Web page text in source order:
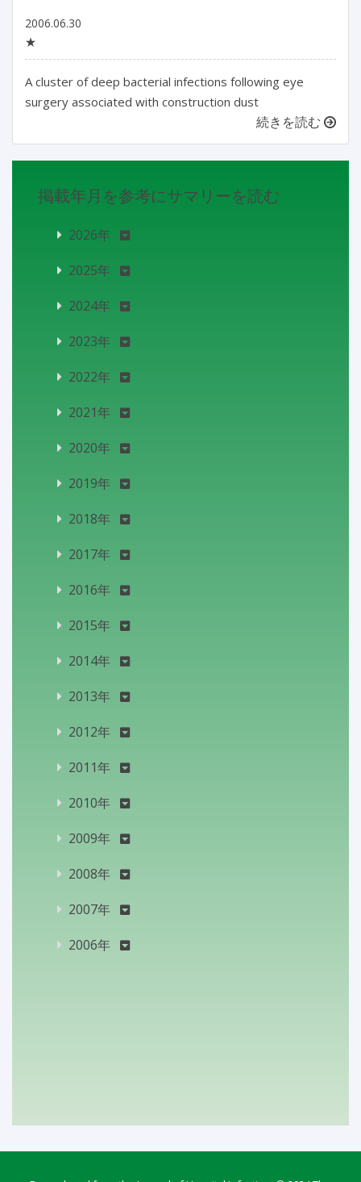
2006.06.30
★
A cluster of deep bacterial infections following eye
surgery associated with construction dust
続きを読む
掲載年月を参考にサマリーを読む
2026年
2025年
2024年
2023年
2022年
2021年
2020年
2019年
2018年
2017年
2016年
2015年
2014年
2013年
2012年
2011年
2010年
2009年
2008年
2007年
2006年